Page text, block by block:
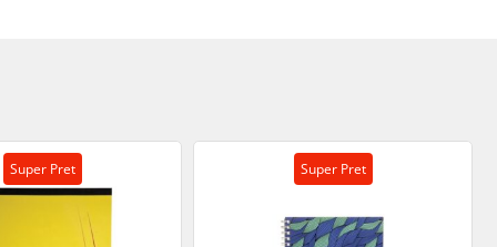
Super Pret Super Pret